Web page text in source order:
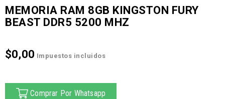
MEMORIA RAM 8GB KINGSTON FURY
BEAST DDR5 5200 MHZ
$0,00 Impuestos incluidos
Comprar Por Whatsapp